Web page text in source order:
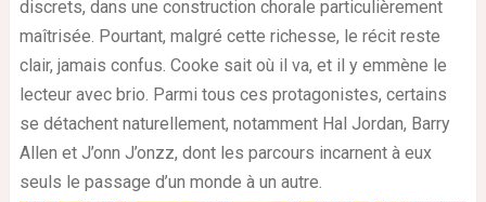
discrets, dans une construction chorale particulièrement
maîtrisée. Pourtant, malgré cette richesse, le récit reste
clair, jamais confus. Cooke sait où il va, et il y emmène le
lecteur avec brio. Parmi tous ces protagonistes, certains
se détachent naturellement, notamment Hal Jordan, Barry
Allen et J’onn J’onzz, dont les parcours incarnent à eux
seuls le passage d’un monde à un autre.